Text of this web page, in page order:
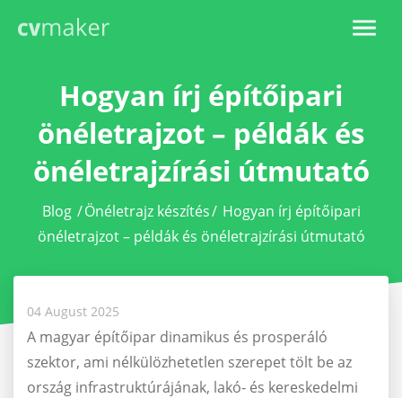
Hogyan írj építőipari
önéletrajzot – példák és
önéletrajzírási útmutató
Blog /Önéletrajz készítés/ Hogyan írj építőipari
önéletrajzot – példák és önéletrajzírási útmutató
04 August 2025
A magyar építőipar dinamikus és prosperáló
szektor, ami nélkülözhetetlen szerepet tölt be az
ország infrastruktúrájának, lakó- és kereskedelmi